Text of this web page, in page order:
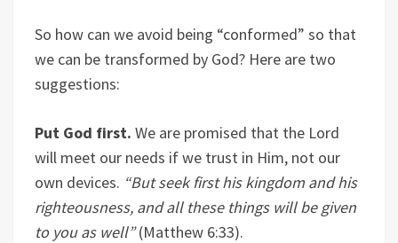
So how can we avoid being “conformed” so that
we can be transformed by God? Here are two
suggestions:
Put God first. We are promised that the Lord
will meet our needs if we trust in Him, not our
own devices. “But seek first his kingdom and his
righteousness, and all these things will be given
to you as well”(Matthew 6:33).